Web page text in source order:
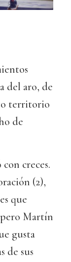
del aro, de
territorio
de
creces.
(2),
que
pero Martín
gusta
de sus